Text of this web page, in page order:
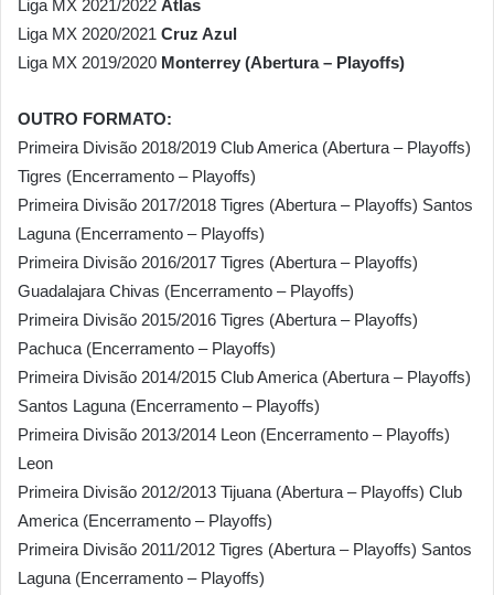
Liga MX 2021/2022 Atlas
Liga MX 2020/2021 Cruz Azul
Liga MX 2019/2020 Monterrey (Abertura – Playoffs)
OUTRO FORMATO:
Primeira Divisão 2018/2019 Club America (Abertura – Playoffs)
Tigres (Encerramento – Playoffs)
Primeira Divisão 2017/2018 Tigres (Abertura – Playoffs) Santos
Laguna (Encerramento – Playoffs)
Primeira Divisão 2016/2017 Tigres (Abertura – Playoffs)
Guadalajara Chivas (Encerramento – Playoffs)
Primeira Divisão 2015/2016 Tigres (Abertura – Playoffs)
Pachuca (Encerramento – Playoffs)
Primeira Divisão 2014/2015 Club America (Abertura – Playoffs)
Santos Laguna (Encerramento – Playoffs)
Primeira Divisão 2013/2014 Leon (Encerramento – Playoffs)
Leon
Primeira Divisão 2012/2013 Tijuana (Abertura – Playoffs) Club
America (Encerramento – Playoffs)
Primeira Divisão 2011/2012 Tigres (Abertura – Playoffs) Santos
Laguna (Encerramento – Playoffs)